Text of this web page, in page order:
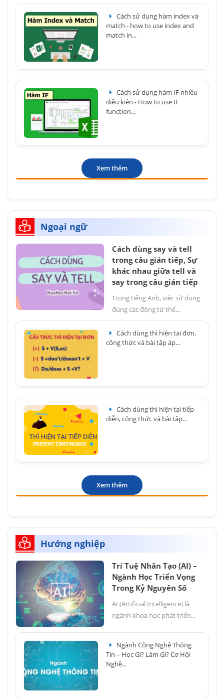
Cách sử dụng hàm index và
match - how to use index and
match in...
Cách sử dụng hàm IF nhiều
điều kiện - How to use IF
function...
Xem thêm
Ngoại ngữ
Cách dùng say và tell
trong câu gián tiếp, Sự
khác nhau giữa tell và
say trong câu gián tiếp
Trong tiếng Anh, việc sử dụng
đúng các động từ thể...
Cách dùng thì hiện tại đơn,
công thức và bài tập áp...
Cách dùng thì hiện tại tiếp
diễn, công thức và bài tập...
Xem thêm
Hướng nghiệp
Trí Tuệ Nhân Tạo (AI) –
Ngành Học Triển Vọng
Trong Kỷ Nguyên Số
AI (Artificial Intelligence) là
ngành khoa học phát triển...
Ngành Công Nghệ Thông
Tin – Học Gì? Làm Gì? Cơ Hội
Nghề...